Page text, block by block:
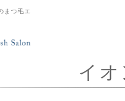
まつ毛エ
イ